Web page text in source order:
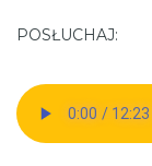
POSŁUCHAJ: